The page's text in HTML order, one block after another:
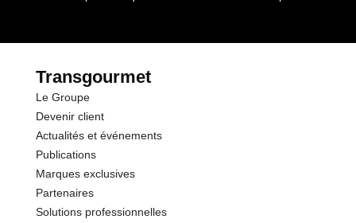
Transgourmet
Le Groupe
Devenir client
Actualités et événements
Publications
Marques exclusives
Partenaires
Solutions professionnelles